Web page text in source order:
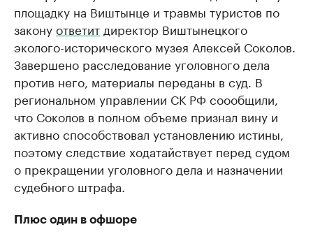
площадку на Виштынце и травмы туристов по
законуответит директор Виштынецкого
эколого-исторического музея Алексей Соколов.
Завершено расследование уголовного дела
против него, материалы переданы в суд. В
региональном управлении СК РФ соообщили,
что Соколов в полном объеме признал вину и
активно способствовал установлению истины,
поэтому следствие ходатайствует перед судом
о прекращении уголовного дела и назначении
судебного штрафа.
Плюс один в офшоре